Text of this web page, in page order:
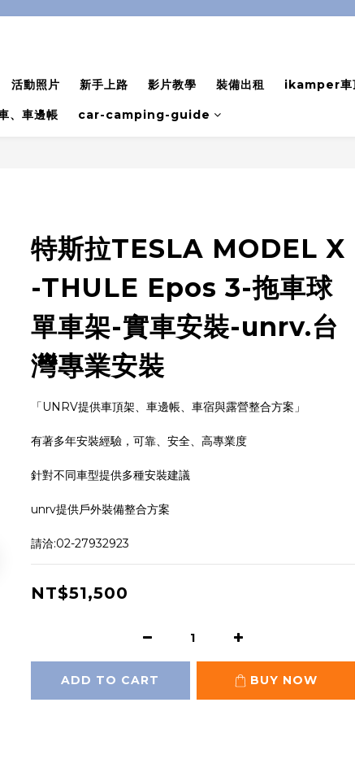
活動照片 新手上路 影片教學 裝備出租 ikamper車
、車邊帳 car-camping-guide
特斯拉TESLA MODEL X
-THULE Epos 3-拖車球
單車架-實車安裝-unrv.台
灣專業安裝
「UNRV提供車頂架、車邊帳、車宿與露營整合方案」
有著多年安裝經驗，可靠、安全、高專業度
針對不同車型提供多種安裝建議
unrv提供戶外裝備整合方案
請洽:02-27932923
NT$51,500
ADD TO CART BUY NOW